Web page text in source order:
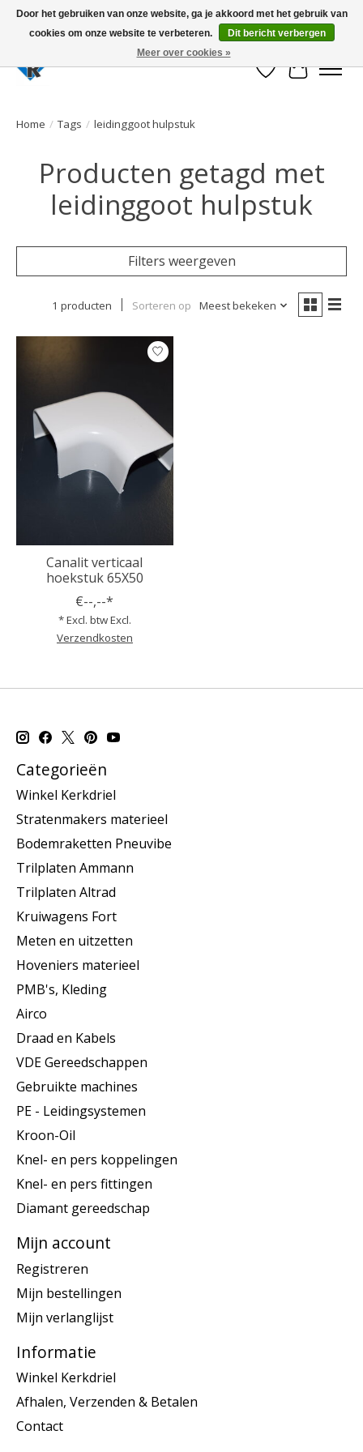
Large selection of products and fast shipping!
Verlanglijst
Home / Tags / leidinggoot hulpstuk
Producten getagd met
leidinggoot hulpstuk
Filters weergeven
1 producten Sorteren op Meest bekeken
Canalit verticaal
hoekstuk 65X50
€--,--*
* Excl. btw Excl.
Verzendkosten
Categorieën
Winkel Kerkdriel
Stratenmakers materieel
Bodemraketten Pneuvibe
Trilplaten Ammann
Trilplaten Altrad
Kruiwagens Fort
Meten en uitzetten
Hoveniers materieel
PMB's, Kleding
Airco
Draad en Kabels
VDE Gereedschappen
Gebruikte machines
PE - Leidingsystemen
Kroon-Oil
Knel- en pers koppelingen
Knel- en pers fittingen
Diamant gereedschap
Mijn account
Registreren
Mijn bestellingen
Mijn verlanglijst
Informatie
Winkel Kerkdriel
Afhalen, Verzenden & Betalen
Contact
Door het gebruiken van onze website, ga je akkoord met het gebruik van
cookies om onze website te verbeteren.
Dit bericht verbergen
Meer over cookies »